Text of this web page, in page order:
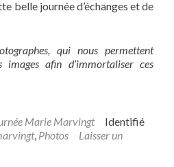
belle journée d’échanges et de
qui nous permettent
images afin d’immortaliser ces
Marie Marvingt
Identifié
, Photos
Laisser un